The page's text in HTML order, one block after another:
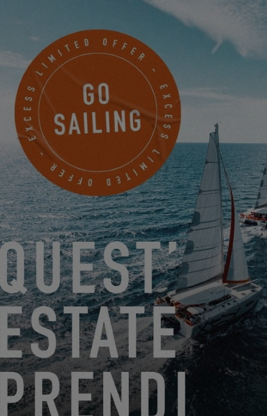
REGISTRATI OGGI!
NAUTILUS SAILING
427 BELLEVIEW AVENUE Suite 204A
CRESTED BUTTE, Stati Uniti
PRENDERE UN APPUNTAMENTO
DAL 22 GIUGNO 2026 AL 31 AGOSTO 2026
GO SAILING CON EXCESS QUESTA ESTATE!
EXCESS 11- EXCESS 13 -EXCESS 14